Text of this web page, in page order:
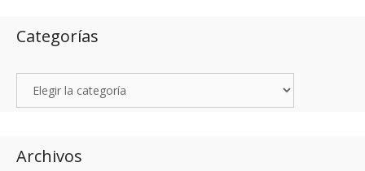
Categorías
Archivos